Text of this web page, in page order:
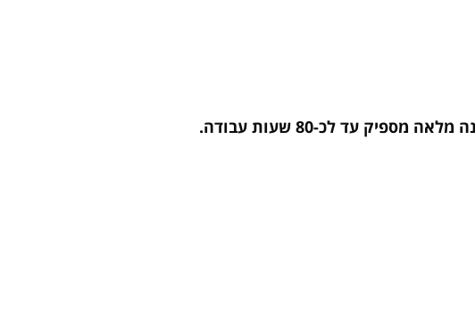
לכ-80 שעות עבודה.